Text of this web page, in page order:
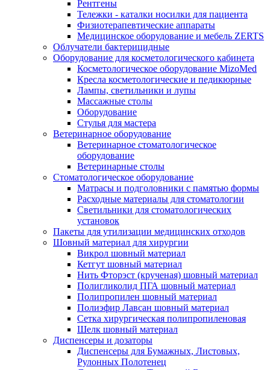
Рентгены
Тележки - каталки носилки для пациента
Физиотерапевтические аппараты
Медицинское оборудование и мебель ZERTS
Облучатели бактерицидные
Оборудование для косметологического кабинета
Косметологическое оборудование MizoMed
Кресла косметологические и педикюрные
Лампы, светильники и лупы
Массажные столы
Оборудование
Стулья для мастера
Ветеринарное оборудование
Ветеринарное стоматологическое
оборудование
Ветеринарные столы
Стоматологическое оборудование
Матрасы и подголовники с памятью формы
Расходные материалы для стоматологии
Светильники для стоматологических
установок
Пакеты для утилизации медицинских отходов
Шовный материал для хирургии
Викрол шовный материал
Кетгут шовный материал
Нить Фторэст (крученая) шовный материал
Полигликолид ПГА шовный материал
Полипропилен шовный материал
Полиэфир Лавсан шовный материал
Сетка хирургическая полипропиленовая
Шелк шовный материал
Диспенсеры и дозаторы
Диспенсеры для Бумажных, Листовых,
Рулонных Полотенец